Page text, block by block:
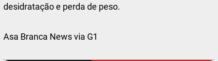
desidratação e perda de peso.
Asa Branca News via G1